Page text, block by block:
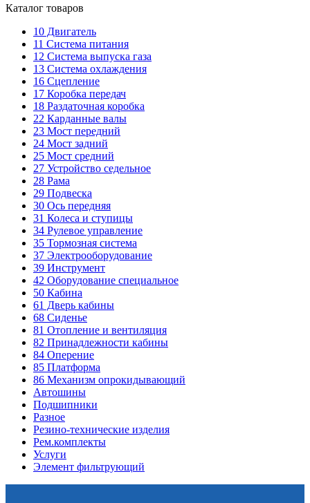
Каталог товаров
10 Двигатель
11 Система питания
12 Система выпуска газа
13 Система охлаждения
16 Сцепление
17 Коробка передач
18 Раздаточная коробка
22 Карданные валы
23 Мост передний
24 Мост задний
25 Мост средний
27 Устройство седельное
28 Рама
29 Подвеска
30 Ось передняя
31 Колеса и ступицы
34 Рулевое управление
35 Тормозная система
37 Электрооборудование
39 Инструмент
42 Оборудование специальное
50 Кабина
61 Дверь кабины
68 Сиденье
81 Отопление и вентиляция
82 Принадлежности кабины
84 Оперение
85 Платформа
86 Механизм опрокидывающий
Автошины
Подшипники
Разное
Резино-технические изделия
Рем.комплекты
Услуги
Элемент фильтрующий